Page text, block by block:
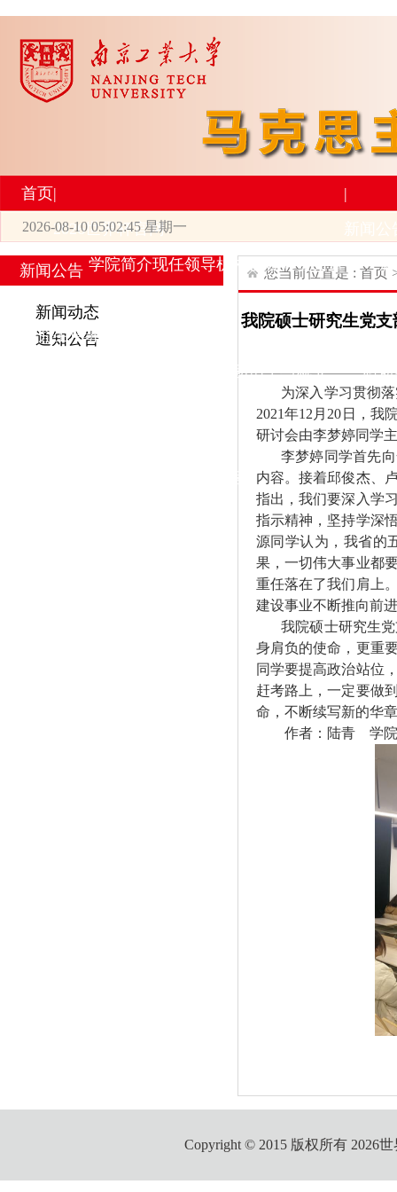
首页|
2026世界杯官网
学院简介现任领导机构设置师资力量
|
研究生培养
学生活动招生与就业
科
工会活动
2026-08-10 05:02:45 星期一
新闻公告
新闻动态
通知公告
您当前位置是 : 首页
我院硕士研究生党
为深入学习贯彻
2021年12月20日，我
研讨会由李梦婷同学
李梦婷同学首先
内容。接着邱俊杰、
指出，我们要深入学
指示精神，坚持学深
源同学认为，我省的
果，一切伟大事业都
重任落在了我们肩上
建设事业不断推向前
我院硕士研究生
身肩负的使命，更重
同学要提高政治站位
赶考路上，一定要做
命，不断续写新的华
作者：陆青 学
Copyright © 2015 版权所有 2026